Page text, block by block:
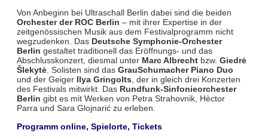
Von Anbeginn bei Ultraschall Berlin dabei sind die beiden
Orchester der ROC Berlin – mit ihrer Expertise in der
zeitgenössischen Musik aus dem Festivalprogramm nicht
wegzudenken. Das Deutsche Symphonie-Orchester
Berlin gestaltet traditionell das Eröffnungs- und das
Abschlusskonzert, diesmal unter Marc Albrechtbzw. Giedrė
Šlekytė. Solisten sind das GrauSchumacher Piano Duo
und der Geiger Ilya Gringolts, der in gleich drei Konzerten
des Festivals mitwirkt. Das Rundfunk-Sinfonieorchester
Berlin gibt es mit Werken von Petra Strahovnik, Hèctor
Parra und Sara Glojnarić zu erleben.
Programm online, Spielorte, Tickets